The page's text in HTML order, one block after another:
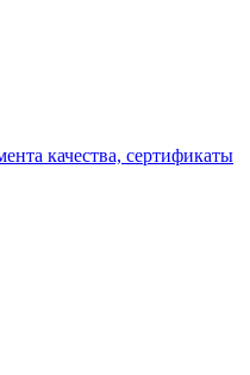
качества, сертификаты